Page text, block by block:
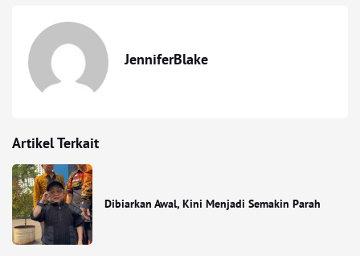
JenniferBlake
Artikel Terkait
Dibiarkan Awal, Kini Menjadi Semakin Parah